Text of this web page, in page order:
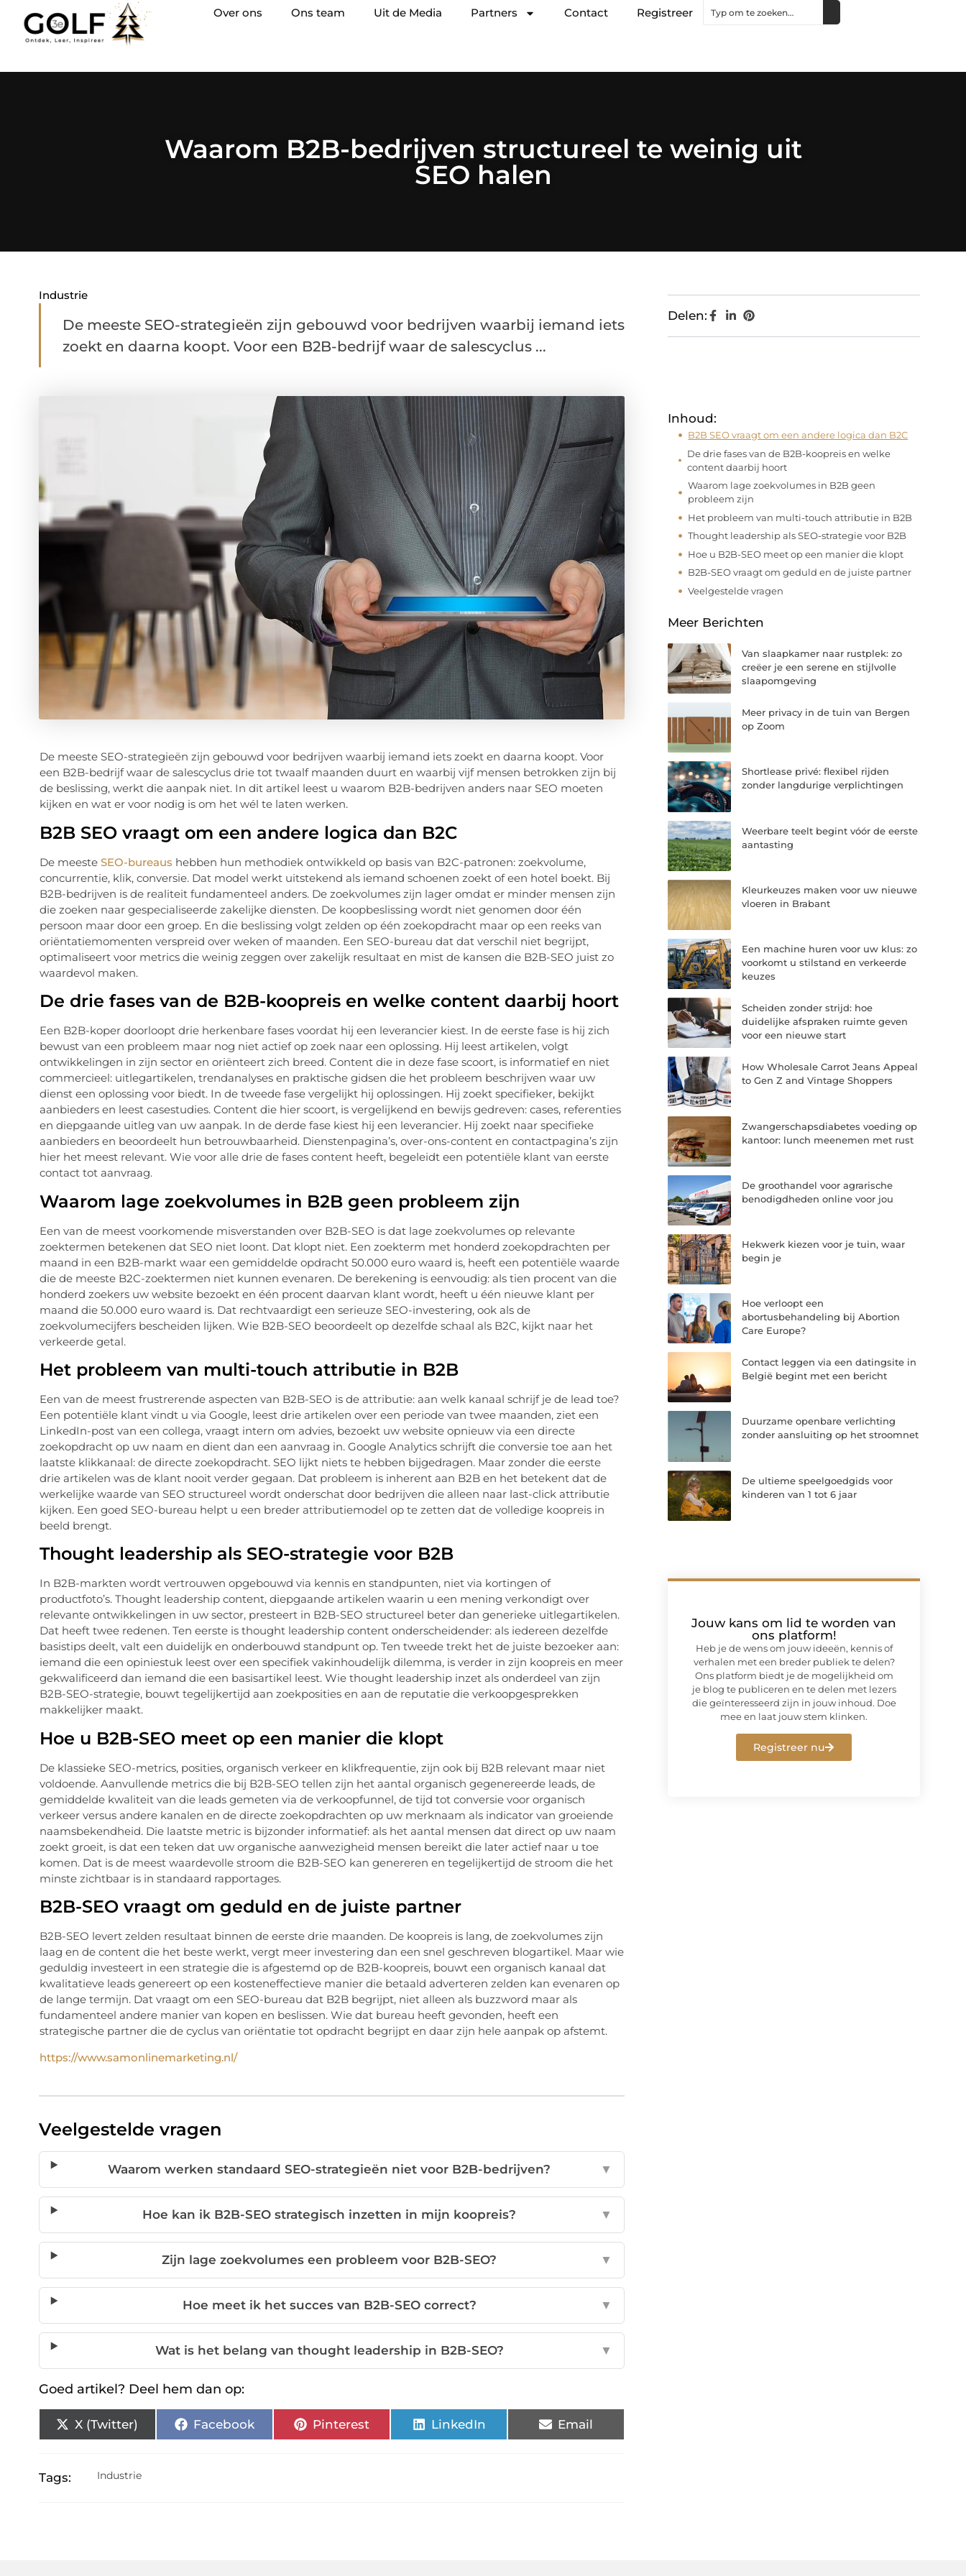
Over ons Ons team Uit de Media Partners Contact Registreer
Waarom B2B-bedrijven structureel te weinig uit
SEO halen
Industrie
De meeste SEO-strategieën zijn gebouwd voor bedrijven waarbij iemand iets
zoekt en daarna koopt. Voor een B2B-bedrijf waar de salescyclus ...
De meeste SEO-strategieën zijn gebouwd voor bedrijven waarbij iemand iets zoekt en daarna koopt. Voor
een B2B-bedrijf waar de salescyclus drie tot twaalf maanden duurt en waarbij vijf mensen betrokken zijn bij
de beslissing, werkt die aanpak niet. In dit artikel leest u waarom B2B-bedrijven anders naar SEO moeten
kijken en wat er voor nodig is om het wél te laten werken.
B2B SEO vraagt om een andere logica dan B2C
De meeste SEO-bureaus hebben hun methodiek ontwikkeld op basis van B2C-patronen: zoekvolume,
concurrentie, klik, conversie. Dat model werkt uitstekend als iemand schoenen zoekt of een hotel boekt. Bij
B2B-bedrijven is de realiteit fundamenteel anders. De zoekvolumes zijn lager omdat er minder mensen zijn
die zoeken naar gespecialiseerde zakelijke diensten. De koopbeslissing wordt niet genomen door één
persoon maar door een groep. En die beslissing volgt zelden op één zoekopdracht maar op een reeks van
oriëntatiemomenten verspreid over weken of maanden. Een SEO-bureau dat dat verschil niet begrijpt,
optimaliseert voor metrics die weinig zeggen over zakelijk resultaat en mist de kansen die B2B-SEO juist zo
waardevol maken.
De drie fases van de B2B-koopreis en welke content daarbij hoort
Een B2B-koper doorloopt drie herkenbare fases voordat hij een leverancier kiest. In de eerste fase is hij zich
bewust van een probleem maar nog niet actief op zoek naar een oplossing. Hij leest artikelen, volgt
ontwikkelingen in zijn sector en oriënteert zich breed. Content die in deze fase scoort, is informatief en niet
commercieel: uitlegartikelen, trendanalyses en praktische gidsen die het probleem beschrijven waar uw
dienst een oplossing voor biedt. In de tweede fase vergelijkt hij oplossingen. Hij zoekt specifieker, bekijkt
aanbieders en leest casestudies. Content die hier scoort, is vergelijkend en bewijs gedreven: cases, referenties
en diepgaande uitleg van uw aanpak. In de derde fase kiest hij een leverancier. Hij zoekt naar specifieke
aanbieders en beoordeelt hun betrouwbaarheid. Dienstenpagina’s, over-ons-content en contactpagina’s zijn
hier het meest relevant. Wie voor alle drie de fases content heeft, begeleidt een potentiële klant van eerste
contact tot aanvraag.
Waarom lage zoekvolumes in B2B geen probleem zijn
Een van de meest voorkomende misverstanden over B2B-SEO is dat lage zoekvolumes op relevante
zoektermen betekenen dat SEO niet loont. Dat klopt niet. Een zoekterm met honderd zoekopdrachten per
maand in een B2B-markt waar een gemiddelde opdracht 50.000 euro waard is, heeft een potentiële waarde
die de meeste B2C-zoektermen niet kunnen evenaren. De berekening is eenvoudig: als tien procent van die
honderd zoekers uw website bezoekt en één procent daarvan klant wordt, heeft u één nieuwe klant per
maand die 50.000 euro waard is. Dat rechtvaardigt een serieuze SEO-investering, ook als de
zoekvolumecijfers bescheiden lijken. Wie B2B-SEO beoordeelt op dezelfde schaal als B2C, kijkt naar het
verkeerde getal.
Het probleem van multi-touch attributie in B2B
Een van de meest frustrerende aspecten van B2B-SEO is de attributie: aan welk kanaal schrijf je de lead toe?
Een potentiële klant vindt u via Google, leest drie artikelen over een periode van twee maanden, ziet een
LinkedIn-post van een collega, vraagt intern om advies, bezoekt uw website opnieuw via een directe
zoekopdracht op uw naam en dient dan een aanvraag in. Google Analytics schrijft die conversie toe aan het
laatste klikkanaal: de directe zoekopdracht. SEO lijkt niets te hebben bijgedragen. Maar zonder die eerste
drie artikelen was de klant nooit verder gegaan. Dat probleem is inherent aan B2B en het betekent dat de
werkelijke waarde van SEO structureel wordt onderschat door bedrijven die alleen naar last-click attributie
kijken. Een goed SEO-bureau helpt u een breder attributiemodel op te zetten dat de volledige koopreis in
beeld brengt.
Thought leadership als SEO-strategie voor B2B
In B2B-markten wordt vertrouwen opgebouwd via kennis en standpunten, niet via kortingen of
productfoto’s. Thought leadership content, diepgaande artikelen waarin u een mening verkondigt over
relevante ontwikkelingen in uw sector, presteert in B2B-SEO structureel beter dan generieke uitlegartikelen.
Dat heeft twee redenen. Ten eerste is thought leadership content onderscheidender: als iedereen dezelfde
basistips deelt, valt een duidelijk en onderbouwd standpunt op. Ten tweede trekt het de juiste bezoeker aan:
iemand die een opiniestuk leest over een specifiek vakinhoudelijk dilemma, is verder in zijn koopreis en meer
gekwalificeerd dan iemand die een basisartikel leest. Wie thought leadership inzet als onderdeel van zijn
B2B-SEO-strategie, bouwt tegelijkertijd aan zoekposities en aan de reputatie die verkoopgesprekken
makkelijker maakt.
Hoe u B2B-SEO meet op een manier die klopt
De klassieke SEO-metrics, posities, organisch verkeer en klikfrequentie, zijn ook bij B2B relevant maar niet
voldoende. Aanvullende metrics die bij B2B-SEO tellen zijn het aantal organisch gegenereerde leads, de
gemiddelde kwaliteit van die leads gemeten via de verkoopfunnel, de tijd tot conversie voor organisch
verkeer versus andere kanalen en de directe zoekopdrachten op uw merknaam als indicator van groeiende
naamsbekendheid. Die laatste metric is bijzonder informatief: als het aantal mensen dat direct op uw naam
zoekt groeit, is dat een teken dat uw organische aanwezigheid mensen bereikt die later actief naar u toe
komen. Dat is de meest waardevolle stroom die B2B-SEO kan genereren en tegelijkertijd de stroom die het
minste zichtbaar is in standaard rapportages.
B2B-SEO vraagt om geduld en de juiste partner
B2B-SEO levert zelden resultaat binnen de eerste drie maanden. De koopreis is lang, de zoekvolumes zijn
laag en de content die het beste werkt, vergt meer investering dan een snel geschreven blogartikel. Maar wie
geduldig investeert in een strategie die is afgestemd op de B2B-koopreis, bouwt een organisch kanaal dat
kwalitatieve leads genereert op een kosteneffectieve manier die betaald adverteren zelden kan evenaren op
de lange termijn. Dat vraagt om een SEO-bureau dat B2B begrijpt, niet alleen als buzzword maar als
fundamenteel andere manier van kopen en beslissen. Wie dat bureau heeft gevonden, heeft een
strategische partner die de cyclus van oriëntatie tot opdracht begrijpt en daar zijn hele aanpak op afstemt.
https://www.samonlinemarketing.nl/
Veelgestelde vragen
Waarom werken standaard SEO-strategieën niet voor B2B-bedrijven? ▼
Hoe kan ik B2B-SEO strategisch inzetten in mijn koopreis? ▼
Zijn lage zoekvolumes een probleem voor B2B-SEO? ▼
Hoe meet ik het succes van B2B-SEO correct? ▼
Wat is het belang van thought leadership in B2B-SEO? ▼
Goed artikel? Deel hem dan op:
X (Twitter) Facebook Pinterest LinkedIn Email
Tags: Industrie
Delen:
Inhoud:
B2B SEO vraagt om een andere logica dan B2C
De drie fases van de B2B-koopreis en welke
content daarbij hoort
Waarom lage zoekvolumes in B2B geen
probleem zijn
Het probleem van multi-touch attributie in B2B
Thought leadership als SEO-strategie voor B2B
Hoe u B2B-SEO meet op een manier die klopt
B2B-SEO vraagt om geduld en de juiste partner
Veelgestelde vragen
Meer Berichten
Van slaapkamer naar rustplek: zo
creëer je een serene en stijlvolle
slaapomgeving
Meer privacy in de tuin van Bergen
op Zoom
Shortlease privé: flexibel rijden
zonder langdurige verplichtingen
Weerbare teelt begint vóór de eerste
aantasting
Kleurkeuzes maken voor uw nieuwe
vloeren in Brabant
Een machine huren voor uw klus: zo
voorkomt u stilstand en verkeerde
keuzes
Scheiden zonder strijd: hoe
duidelijke afspraken ruimte geven
voor een nieuwe start
How Wholesale Carrot Jeans Appeal
to Gen Z and Vintage Shoppers
Zwangerschapsdiabetes voeding op
kantoor: lunch meenemen met rust
De groothandel voor agrarische
benodigdheden online voor jou
Hekwerk kiezen voor je tuin, waar
begin je
Hoe verloopt een
abortusbehandeling bij Abortion
Care Europe?
Contact leggen via een datingsite in
België begint met een bericht
Duurzame openbare verlichting
zonder aansluiting op het stroomnet
De ultieme speelgoedgids voor
kinderen van 1 tot 6 jaar
Jouw kans om lid te worden van
ons platform!
Heb je de wens om jouw ideeën, kennis of
verhalen met een breder publiek te delen?
Ons platform biedt je de mogelijkheid om
je blog te publiceren en te delen met lezers
die geïnteresseerd zijn in jouw inhoud. Doe
mee en laat jouw stem klinken.
Registreer nu